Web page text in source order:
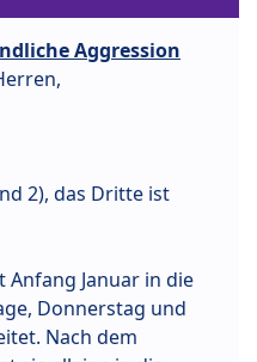
Aggression
2), das Dritte ist
Januar in die
Donnerstag und
Nach dem